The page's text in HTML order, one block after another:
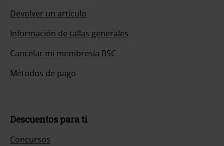
Devolver un artículo
Información de tallas generales
Cancelar mi membresía BSC
Métodos de pago
Descuentos para ti
Concursos